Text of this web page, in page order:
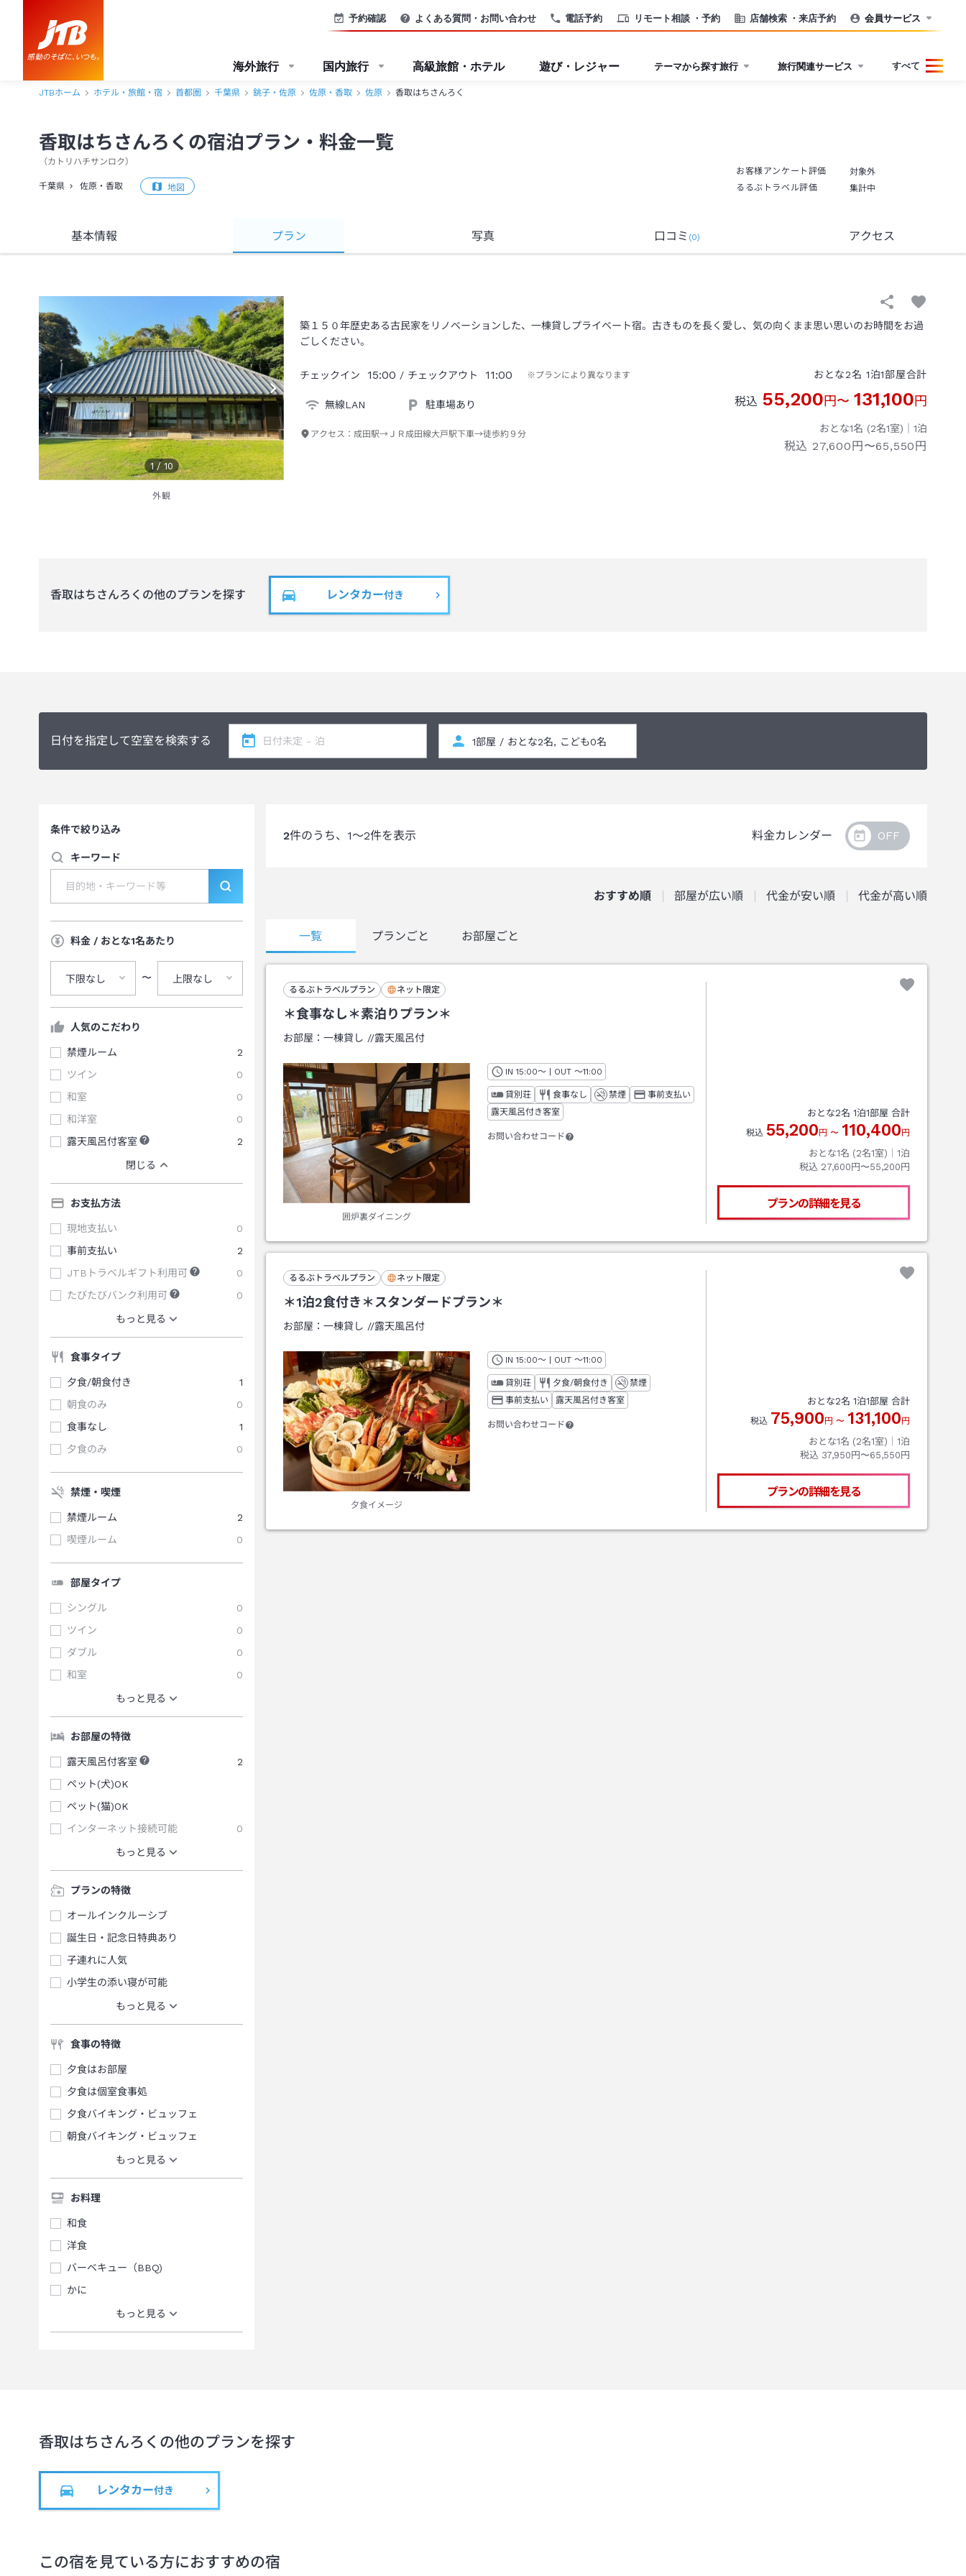
電話予約 リモート相談 ・予約 店舗検索 ・来店予約
予約確認 よくある質問・お問い合わせ 会員サービス
海外旅行 国内旅行 高級旅館・ホテル 遊び・レジャー テーマから探す旅行 旅行関連サービス すべて
JTBホーム ホテル・旅館・宿 首都圏 千葉県 銚子・佐原 佐原・香取 佐原 香取はちさんろく
香取はちさんろくの宿泊プラン・料金一覧
（カトリハチサンロク）
千葉県 佐原・香取 地図
お客様アンケート評価
対象外
るるぶトラベル評価
集計中
基本情報 プラン 写真 口コミ (0) アクセス
1 / 10
外観
築１５０年歴史ある古民家をリノベーションした、一棟貸しプライベート宿。古きものを長く愛し、気の向くまま思い思いのお時間をお過
ごしください。
チェックイン 15:00 / チェックアウト 11:00 ※プランにより異なります
無線LAN 駐車場あり
アクセス： 成田駅→ＪＲ成田線大戸駅下車→徒歩約９分
おとな2名 1泊1部屋合計
税込 55,200円〜 131,100円
おとな1名 (2名1室)｜ 1泊
税込 27,600円〜65,550円
香取はちさんろく の他のプランを探す レンタカー付き
日付を指定して空室を検索する
条件で絞り込み
キーワード
料金 / おとな1名あたり
下限なし 〜 上限なし
人気のこだわり
禁煙ルーム
2
ツイン
0
和室
0
和洋室
0
露天風呂付客室
2
閉じる
お支払方法
現地支払い
0
事前支払い
2
JTBトラベルギフト利用可
0
たびたびバンク利用可
0
もっと見る
食事タイプ
夕食/朝食付き
1
朝食のみ
0
食事なし
1
夕食のみ
0
禁煙・喫煙
禁煙ルーム
2
喫煙ルーム
0
部屋タイプ
シングル
0
ツイン
0
ダブル
0
和室
0
もっと見る
お部屋の特徴
露天風呂付客室
2
ペット(犬)OK
ペット(猫)OK
インターネット接続可能
0
もっと見る
プランの特徴
オールインクルーシブ
誕生日・記念日特典あり
子連れに人気
小学生の添い寝が可能
もっと見る
食事の特徴
夕食はお部屋
夕食は個室食事処
夕食バイキング・ビュッフェ
朝食バイキング・ビュッフェ
もっと見る
お料理
和食
洋食
バーベキュー（BBQ)
かに
もっと見る
2件のうち、 1～2件を表示 料金カレンダー
おすすめ順 部屋が広い順 代金が安い順 代金が高い順
一覧 プランごと お部屋ごと
るるぶトラベルプラン ネット限定
＊食事なし＊素泊りプラン＊
お部屋： 一棟貸し //露天風呂付
囲炉裏ダイニング
IN チェックイン
15:00～ | OUT チェックアウト
～11:00
貸別荘 食事なし 禁煙
事前支払い
露天風呂付き客室
お問い合わせコード
おとな2名 1泊1部屋 合計
税込 55,200円 〜 110,400円
おとな1名 (2名1室)｜ 1泊
税込 27,600円〜55,200円
プランの詳細を見る
るるぶトラベルプラン ネット限定
＊1泊2食付き＊スタンダードプラン＊
お部屋： 一棟貸し //露天風呂付
夕食イメージ
IN チェックイン
15:00～ | OUT チェックアウト
～11:00
貸別荘 夕食/朝食付き
禁煙
事前支払い
露天風呂付き客室
お問い合わせコード
おとな2名 1泊1部屋 合計
税込 75,900円 〜 131,100円
おとな1名 (2名1室)｜ 1泊
税込 37,950円〜65,550円
プランの詳細を見る
香取はちさんろく の他のプランを探す
レンタカー付き
この宿を見ている方におすすめの宿